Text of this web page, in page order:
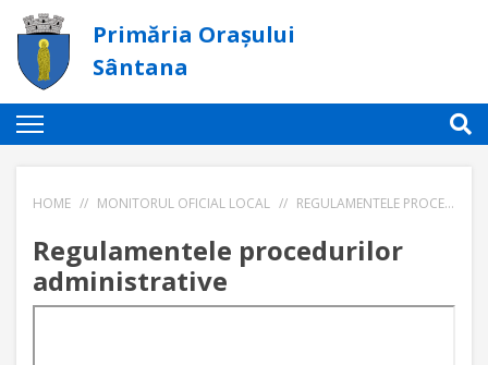
Primăria Orașului
Sântana
HOME // MONITORUL OFICIAL LOCAL // REGULAMENTELE PROCEDURILOR ADMINISTRATIVE
Regulamentele procedurilor
administrative